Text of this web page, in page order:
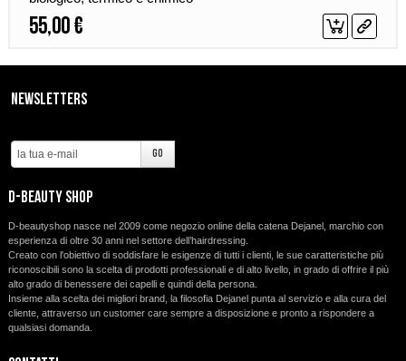
55,00 €
Newsletters
d-beauty shop
D-beautyshop nasce nel 2009 come negozio online della catena Dejanel, marchio con
esperienza di oltre 30 anni nel settore dell’hairdressing.
Creato con l'obiettivo di soddisfare le esigenze di tutti i clienti, le sue caratteristiche più
riconoscibili sono la scelta di prodotti professionali e di alto livello, in grado di offrire il più
alto grado di benessere dei capelli e quindi della persona.
Insieme alla scelta dei migliori brand, la filosofia Dejanel punta al servizio e alla cura del
cliente, attraverso un customer care sempre a disposizione e pronto a rispondere a
qualsiasi domanda.